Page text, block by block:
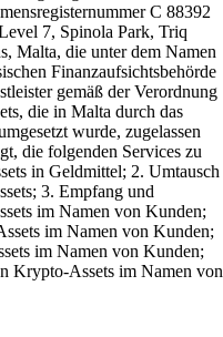
C 88392
7, Spinola Park, Triq
Malta, die unter dem Namen
Finanzaufsichtsbehörde
gemäß der Verordnung
die in Malta durch das
wurde, zugelassen
die folgenden Services zu
in Geldmittel; 2. Umtausch
3. Empfang und
im Namen von Kunden;
im Namen von Kunden;
im Namen von Kunden;
Krypto-Assets im Namen von